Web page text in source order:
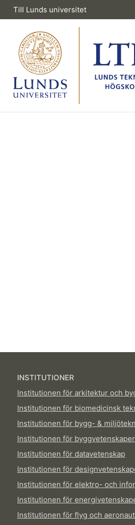
Till Lunds universitet
INSTITUTIONER
Institutionen för arkitektur och
Institutionen för biomedicinsk
Institutionen för bygg- &
Institutionen för byggvetenskaper
Institutionen för datavetenskap
Institutionen för
Institutionen för elektro- och
Institutionen för
Institutionen för flyg och